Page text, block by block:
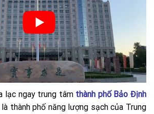
lạc ngay trung tâm thành phố Bảo Định
thành phố năng lượng sạch của Trung